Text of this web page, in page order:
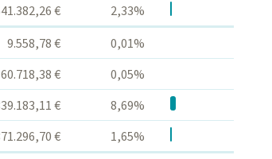
€ 2,33%
9.558,78 €
0,01%
60.718,38 €
0,05%
€
8,69%
€ 1,65%